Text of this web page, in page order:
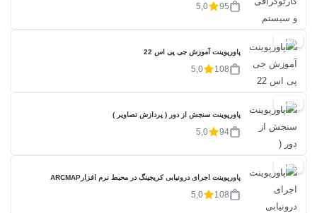
95
5,0
20%
پاورپوینت آموزش جی پی اس 22
108
5,0
20%
پاورپوینت سنجش از دور ( پردازش تصاویر )
94
5,0
20%
پاورپوینت اجرای درونیابی کریجینگ در محیط نرم افزارARCMAP
108
5,0